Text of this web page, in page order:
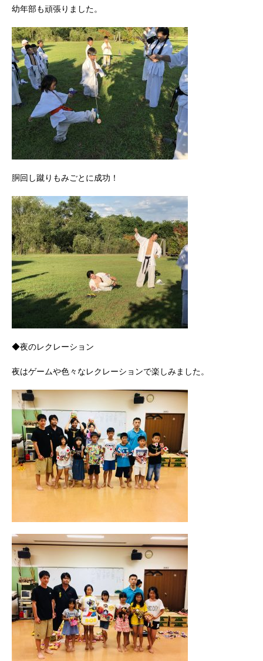
幼年部も頑張りました。
胴回し蹴りもみごとに成功！
◆夜のレクレーション
夜はゲームや色々なレクレーションで楽しみました。